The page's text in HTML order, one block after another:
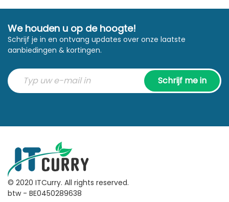
We houden u op de hoogte!
Schrijf je in en ontvang updates over onze laatste
aanbiedingen & kortingen.
Schrijf me in
© 2020 ITCurry. All rights reserved.
btw - BE0450289638